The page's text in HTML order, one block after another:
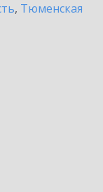
, Тюменская